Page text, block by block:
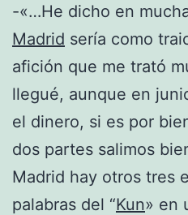
-«…He dicho en
Madrid sería como
afición que me trató
llegué, aunque en
el dinero, si es por
dos partes salimos
Madrid hay otros tres
palabras del “Kun» en